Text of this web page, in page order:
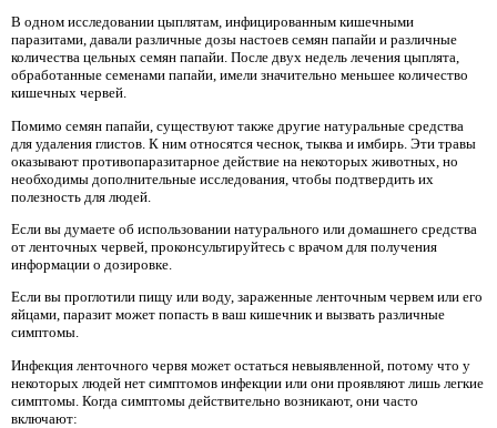
В одном исследовании цыплятам, инфицированным кишечными
паразитами, давали различные дозы настоев семян папайи и различные
количества цельных семян папайи. После двух недель лечения цыплята,
обработанные семенами папайи, имели значительно меньшее количество
кишечных червей.
Помимо семян папайи, существуют также другие натуральные средства
для удаления глистов. К ним относятся чеснок, тыква и имбирь. Эти травы
оказывают противопаразитарное действие на некоторых животных, но
необходимы дополнительные исследования, чтобы подтвердить их
полезность для людей.
Если вы думаете об использовании натурального или домашнего средства
от ленточных червей, проконсультируйтесь с врачом для получения
информации о дозировке.
Если вы проглотили пищу или воду, зараженные ленточным червем или его
яйцами, паразит может попасть в ваш кишечник и вызвать различные
симптомы.
Инфекция ленточного червя может остаться невыявленной, потому что у
некоторых людей нет симптомов инфекции или они проявляют лишь легкие
симптомы. Когда симптомы действительно возникают, они часто
включают: